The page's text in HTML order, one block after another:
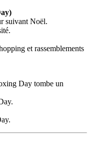
suivant Noël.
et rassemblements
Day tombe un